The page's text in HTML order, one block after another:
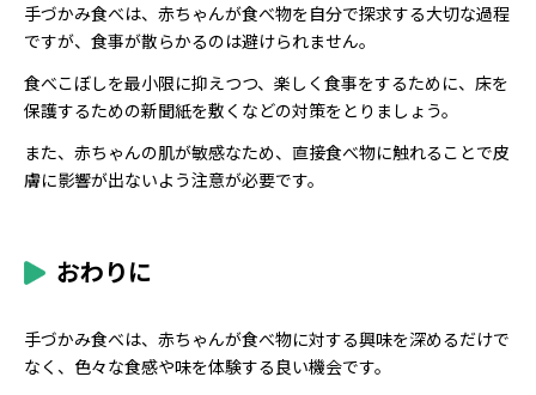
手づかみ食べは、赤ちゃんが食べ物を自分で探求する大切な過程
ですが、食事が散らかるのは避けられません。
食べこぼしを最小限に抑えつつ、楽しく食事をするために、床を
保護するための新聞紙を敷くなどの対策をとりましょう。
また、赤ちゃんの肌が敏感なため、直接食べ物に触れることで皮
膚に影響が出ないよう注意が必要です。
おわりに
手づかみ食べは、赤ちゃんが食べ物に対する興味を深めるだけで
なく、色々な食感や味を体験する良い機会です。